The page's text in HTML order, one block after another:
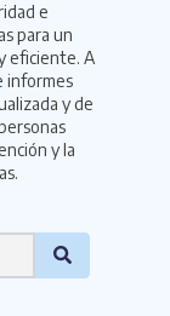
e
para un
eficiente. A
informes
y de
y la